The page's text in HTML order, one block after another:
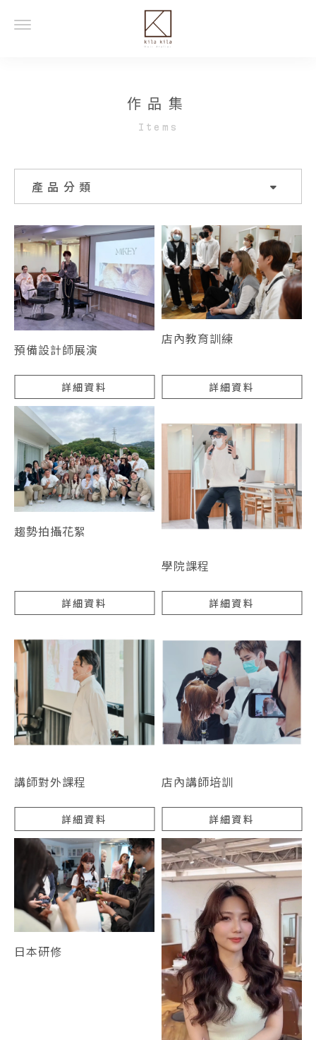
作品集
產品分類
預備設計師展演
詳細資料
店內教育訓練
詳細資料
趨勢拍攝花絮
詳細資料
學院課程
詳細資料
講師對外課程
詳細資料
店內講師培訓
詳細資料
日本研修